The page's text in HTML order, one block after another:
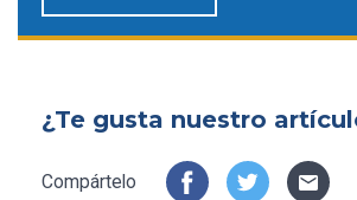
¿Te gusta nuestro
Compártelo